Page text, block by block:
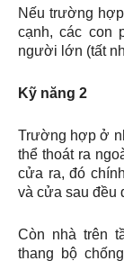
Nếu trường
cạnh, các con
người lớn (tất
Kỹ năng 2
Trường hợp ở
thể thoát ra
cửa ra, đó
và cửa sau đều
Còn nhà trên
thang bộ